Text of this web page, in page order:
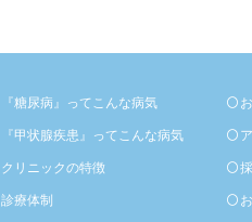
『糖尿病』ってこんな病気
『甲状腺疾患』ってこんな病気
クリニックの特徴
診療体制